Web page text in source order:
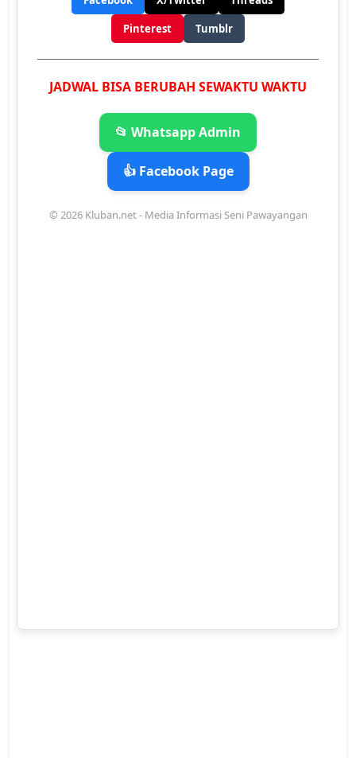
Pinterest
Tumblr
JADWAL BISA BERUBAH SEWAKTU WAKTU
📂 Whatsapp Admin
👍 Facebook Page
© 2026 Kluban.net - Media Informasi Seni Pawayangan